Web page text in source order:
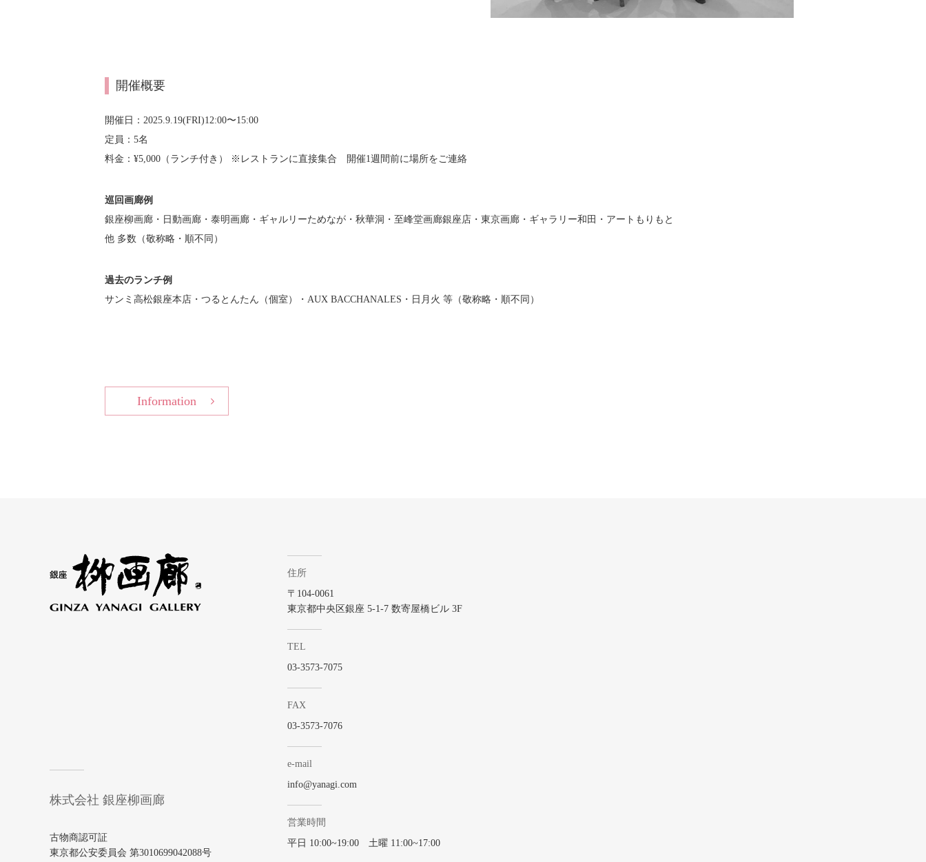
開催概要
開催日：2025.9.19(FRI)12:00〜15:00
定員：5名
料金：¥5,000（ランチ付き） ※レストランに直接集合 開催1週間前に場所をご連絡
巡回画廊例
銀座柳画廊・日動画廊・泰明画廊・ギャルリーためなが・秋華洞・至峰堂画廊銀座店・東京画廊・ギャラリー和田・アートもりもと
他 多数（敬称略・順不同）
過去のランチ例
サンミ高松銀座本店・つるとんたん（個室）・AUX BACCHANALES・日月火 等（敬称略・順不同）
Information
株式会社 銀座柳画廊
古物商認可証
東京都公安委員会 第3010699042088号
住所
〒104-0061
東京都中央区銀座 5-1-7 数寄屋橋ビル 3F
TEL
03-3573-7075
FAX
03-3573-7076
e-mail
info@yanagi.com
営業時間
平日 10:00~19:00 土曜 11:00~17:00